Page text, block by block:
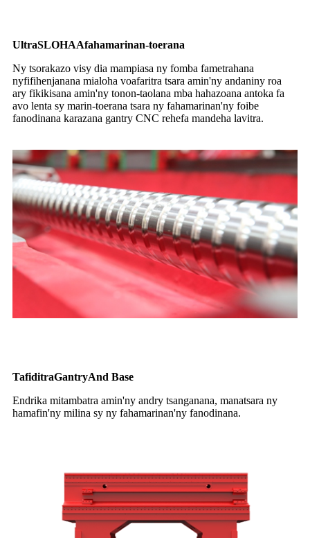
UltraSLOHAAfahamarinan-toerana
Ny tsorakazo visy dia mampiasa ny fomba fametrahana
nyfifihenjanana mialoha voafaritra tsara amin'ny andaniny roa
ary fikikisana amin'ny tonon-taolana mba hahazoana antoka fa
avo lenta sy marin-toerana tsara ny fahamarinan'ny foibe
fanodinana karazana gantry CNC rehefa mandeha lavitra.
TafiditraGantryAnd Base
Endrika mitambatra amin'ny andry tsanganana, manatsara ny
hamafin'ny milina sy ny fahamarinan'ny fanodinana.